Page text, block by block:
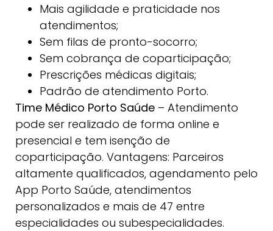
Mais agilidade e praticidade nos
atendimentos;
Sem filas de pronto-socorro;
Sem cobrança de coparticipação;
Prescrições médicas digitais;
Padrão de atendimento Porto.
Time Médico Porto Saúde – Atendimento
pode ser realizado de forma online e
presencial e tem isenção de
coparticipação. Vantagens: Parceiros
altamente qualificados, agendamento pelo
App Porto Saúde, atendimentos
personalizados e mais de 47 entre
especialidades ou subespecialidades.